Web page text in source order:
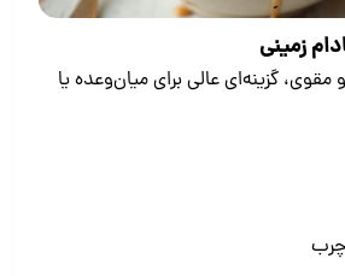
زمینی
گزینه‌ای عالی برای میان‌وعده یا